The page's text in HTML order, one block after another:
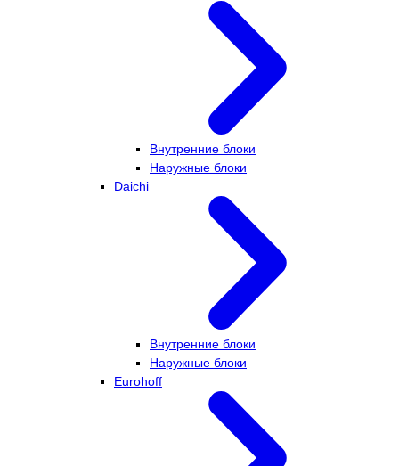
Внутренние блоки
Наружные блоки
Daichi
Внутренние блоки
Наружные блоки
Eurohoff